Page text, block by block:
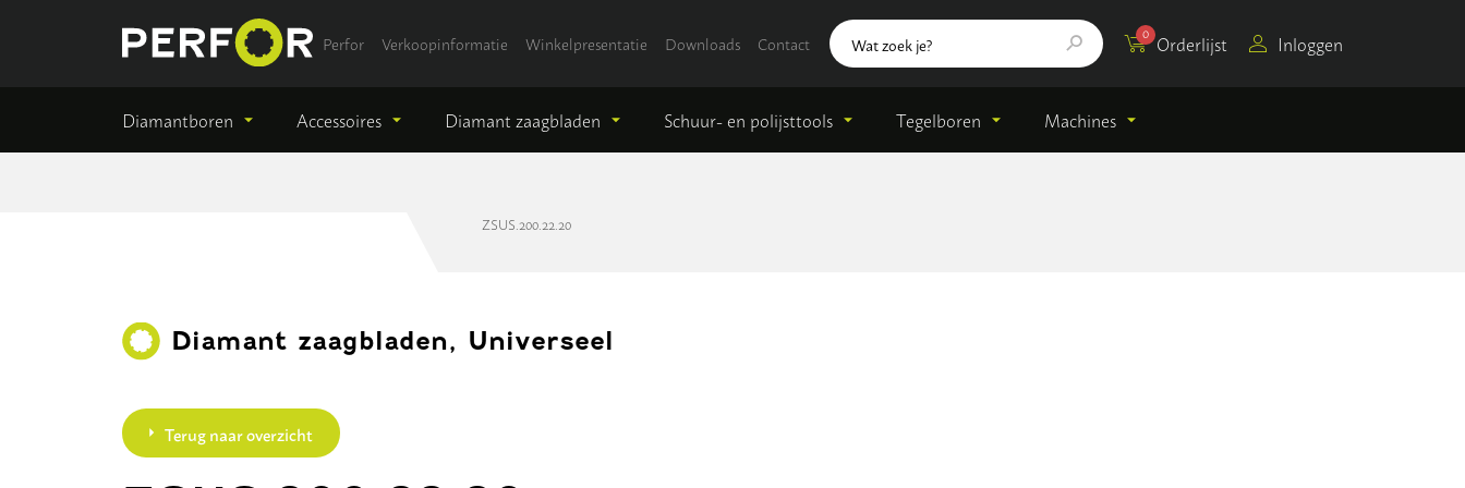
Perfor Verkoopinformatie Winkelpresentatie Downloads Contact Orderlijst
0 Inloggen
Diamantboren Accessoires Diamant zaagbladen Schuur- en polijsttools Tegelboren Machines
ZSUS.200.22.20
Diamant zaagbladen, Universeel
Terug naar overzicht